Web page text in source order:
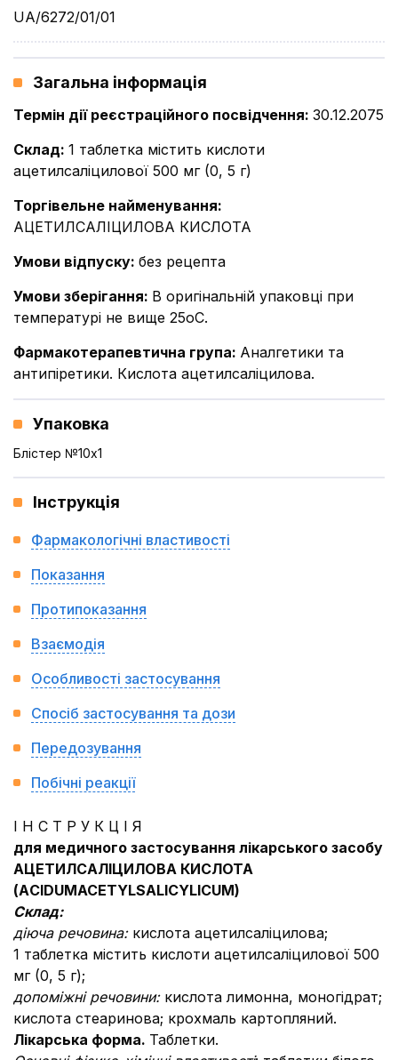
UA/6272/01/01
Загальна інформація
Термін дії реєстраційного посвідчення: 30.12.2075
Склад: 1 таблетка містить кислоти
ацетилсаліцилової 500 мг (0, 5 г)
Торгівельне найменування:
АЦЕТИЛСАЛІЦИЛОВА КИСЛОТА
Умови відпуску: без рецепта
Умови зберігання: В оригінальній упаковці при
температурі не вище 25оС.
Фармакотерапевтична група: Аналгетики та
антипіретики. Кислота ацетилсаліцилова.
Упаковка
Блістер №10x1
Інструкція
Фармакологічні властивості
Показання
Протипоказання
Взаємодія
Особливості застосування
Спосіб застосування та дози
Передозування
Побічні реакції
І Н С Т Р У К Ц І Я
для медичного застосування лікарського засобу
АЦЕТИЛСАЛІЦИЛОВА КИСЛОТА
(АCIDUMACETYLSALICYLICUM)
Склад:
діюча речовина: кислота ацетилсаліцилова;
1 таблетка містить кислоти ацетилсаліцилової 500
мг (0, 5 г);
допоміжні речовини: кислота лимонна, моногідрат;
кислота стеаринова; крохмаль картопляний.
Лікарська форма. Таблетки.